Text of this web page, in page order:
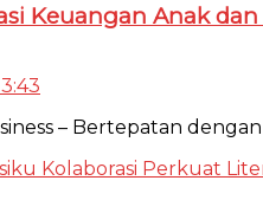
Keuangan Anak
– Bertepatan